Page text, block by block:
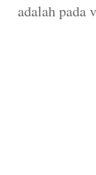
adalah pada